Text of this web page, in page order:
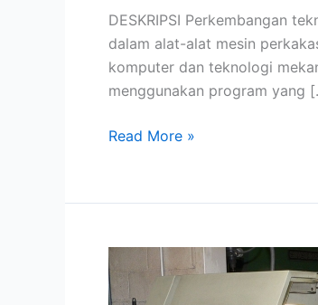
DESKRIPSI Perkembangan
dalam alat-alat mesin
komputer dan teknologi
menggunakan program yang
Read More »
OPERATOR
MESIN